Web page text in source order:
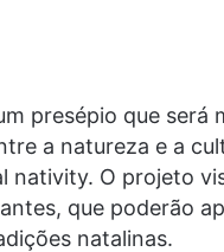
presépio que será
a natureza e a
O projeto
que poderão
natalinas.